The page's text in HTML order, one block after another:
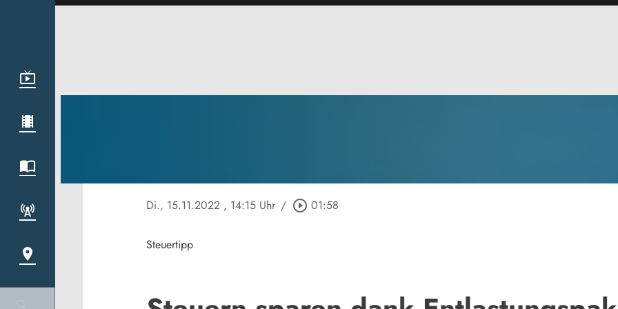
Di., 15.11.2022 , 14:15 Uhr / play_circle_outline 01:58
Steuertipp